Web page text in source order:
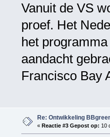
Vanuit de VS
proef. Het
het
aandacht
Francisco Bay
Re: Ontwikkeling
« Reactie #3 Gepost op: 10